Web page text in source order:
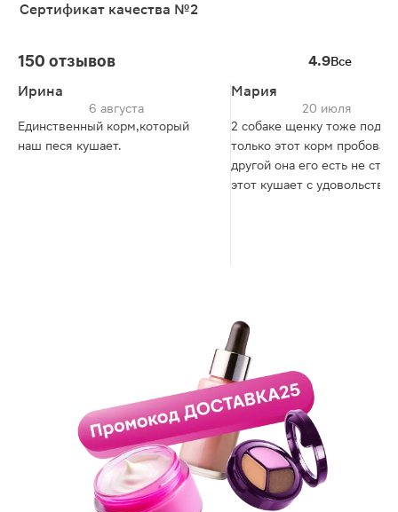
Сертификат качества №2
150 отзывов 4.9Все
Ирина
6 августа
Единственный корм,который
наш песя кушает.
Мария
20 июля
2 собаке щенку тоже
только этот корм
другой она его есть не
этот кушает с